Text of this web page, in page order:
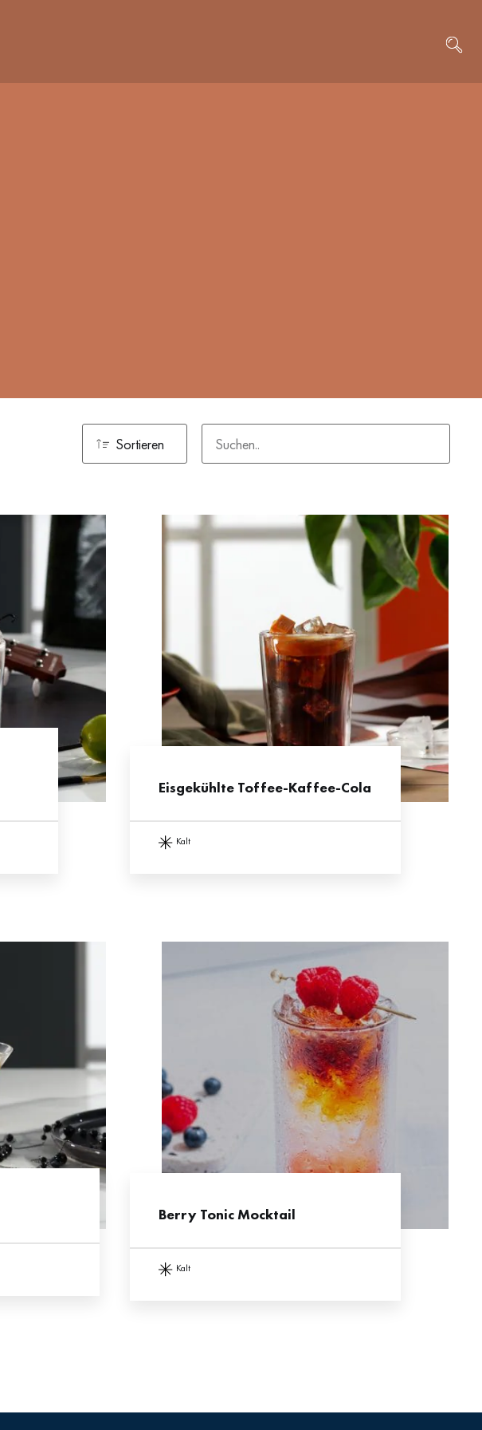
Eisgekühlte Toffee-Kaffee-Cola
kalt
Berry Tonic Mocktail
kalt